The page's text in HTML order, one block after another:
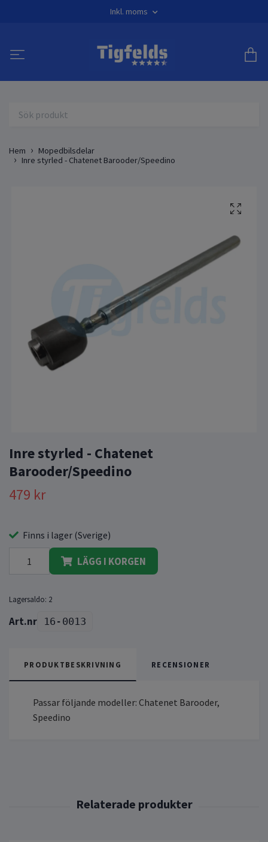
Inkl. moms
Hem
Mopedbilsdelar
Inre styrled - Chatenet Barooder/Speedino
Inre styrled - Chatenet
Barooder/Speedino
479 kr
Finns i lager (Sverige)
LÄGG I KORGEN
Lagersaldo: 2
16-0013
PRODUKTBESKRIVNING RECENSIONER
Passar följande modeller: Chatenet Barooder,
Speedino